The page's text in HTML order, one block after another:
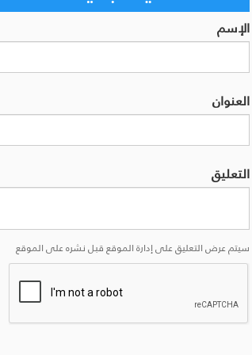
الإسم
العنوان
التعليق
سيتم عرض التعليق على إدارة الموقع قبل نشره على الموقع